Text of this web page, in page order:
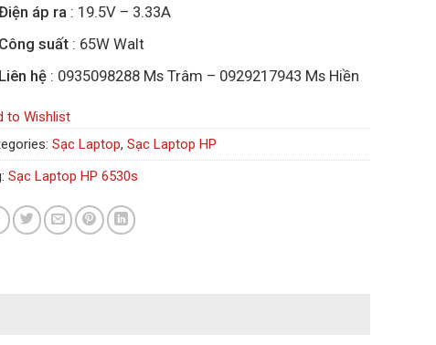
áp ra: 19.5V – 3.33A
Công suất: 65W Walt
Liên hệ: 0935098288 Ms Trâm – 0929217943 Ms Hiền
to Wishlist
Sạc Laptop, Sạc Laptop HP
Sạc Laptop HP 6530s